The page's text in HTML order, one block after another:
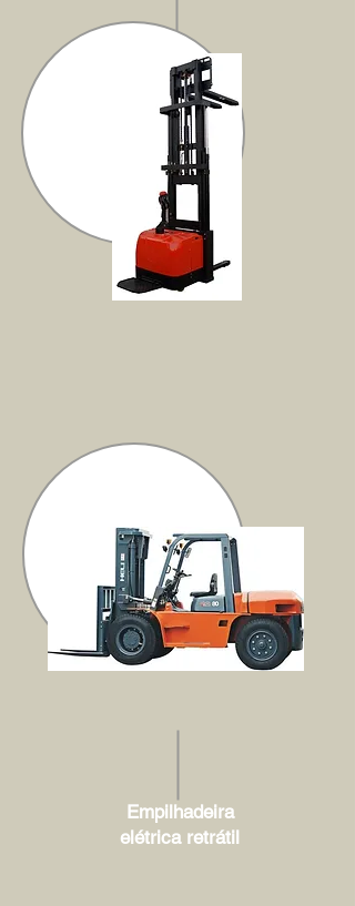
Empilhadeira
elétrica retrátil